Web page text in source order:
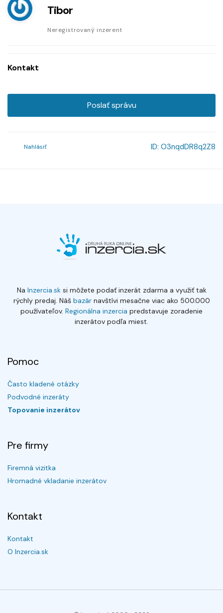
Tibor
Neregistrovaný inzerent
Kontakt
Poslať správu
Nahlásiť ID: O3nqdDR8q2Z8
Na Inzercia.sksi môžete podať inzerát zdarma a využiť tak
rýchly predaj. Náš bazárnavštívi mesačne viac ako 500.000
používateľov. Regionálna inzercia predstavuje zoradenie
inzerátov podľa miest.
Pomoc
Často kladené otázky
Podvodné inzeráty
Topovanie inzerátov
Pre firmy
Firemná vizitka
Hromadné vkladanie inzerátov
Kontakt
Kontakt
O Inzercia.sk